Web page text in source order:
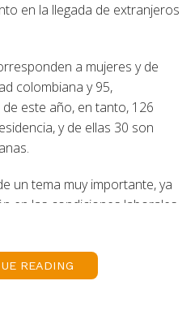
en la llegada de extranjeros
a mujeres y de
colombiana y 95,
este año, en tanto, 126
y de ellas 30 son
un tema muy importante, ya
en las condiciones laborales
provienen de otros países,
READING